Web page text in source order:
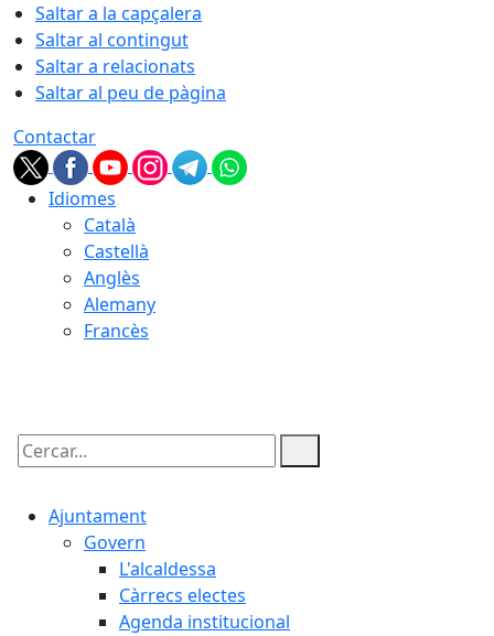
Saltar a la capçalera
Saltar al contingut
Saltar a relacionats
Saltar al peu de pàgina
Contactar
Idiomes
Català
Castellà
Anglès
Alemany
Francès
Cercar:
Ajuntament
Govern
L'alcaldessa
Càrrecs electes
Agenda institucional